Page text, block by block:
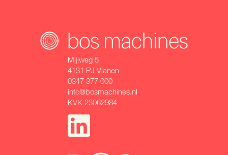
Mijlweg 5
4131 PJ Vianen
0347 377 000
info@bosmachines.nl
KVK 23062984